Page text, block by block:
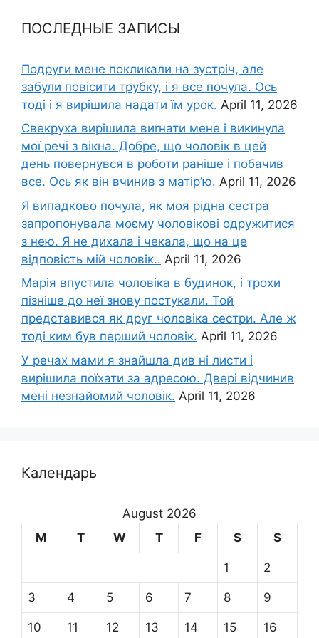
ПОСЛЕДНЫЕ ЗАПИСЫ
Подруги мене покликали на зустріч, але
забули повісити трубку, і я все почула. Ось
тоді і я вирішила надати їм урок. April 11, 2026
Свекруха вирішила виrнати мене і викинула
мої речі з вікна. Добре, що чоловік в цей
день повернувся в роботи раніше і побачив
все. Ось як він вчинив з матір’ю. April 11, 2026
Я випадково почула, як моя рідна сестра
запропонувала моєму чоловікові одружитися
з нею. Я не дихала і чекала, що на це
відповість мій чоловік.. April 11, 2026
Марія впустила чоловіка в будинок, і трохи
пізніше до неї знову постукали. Той
представився як друг чоловіка сестри. Але ж
тоді ким був перший чоловік. April 11, 2026
У речах мами я знайшла див ні листи і
вирішила поїхати за адресою. Двері відчинив
мені незнайомий чоловік. April 11, 2026
Календарь
August 2026
M
T W T F S S
1 2
3 4 5 6 7 8 9
10 11 12 13 14 15 16